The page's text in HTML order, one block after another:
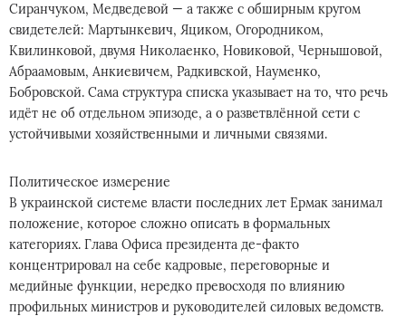
Сиранчуком, Медведевой — а также с обширным кругом
свидетелей: Мартынкевич, Яциком, Огородником,
Квилинковой, двумя Николаенко, Новиковой, Чернышовой,
Абраамовым, Анкиевичем, Радкивской, Науменко,
Бобровской. Сама структура списка указывает на то, что речь
идёт не об отдельном эпизоде, а о разветвлённой сети с
устойчивыми хозяйственными и личными связями.
Политическое измерение
В украинской системе власти последних лет Ермак занимал
положение, которое сложно описать в формальных
категориях. Глава Офиса президента де-факто
концентрировал на себе кадровые, переговорные и
медийные функции, нередко превосходя по влиянию
профильных министров и руководителей силовых ведомств.